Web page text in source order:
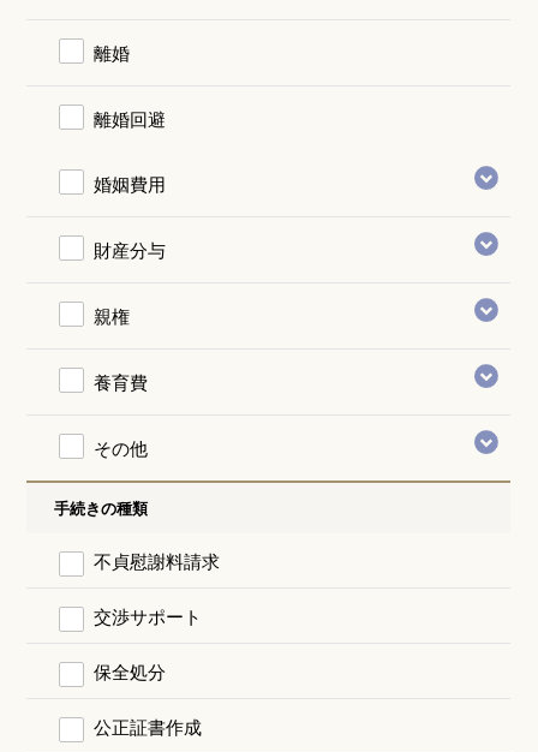
離婚
離婚回避
婚姻費用
財産分与
親権
養育費
その他
手続きの種類
不貞慰謝料請求
交渉サポート
保全処分
公正証書作成